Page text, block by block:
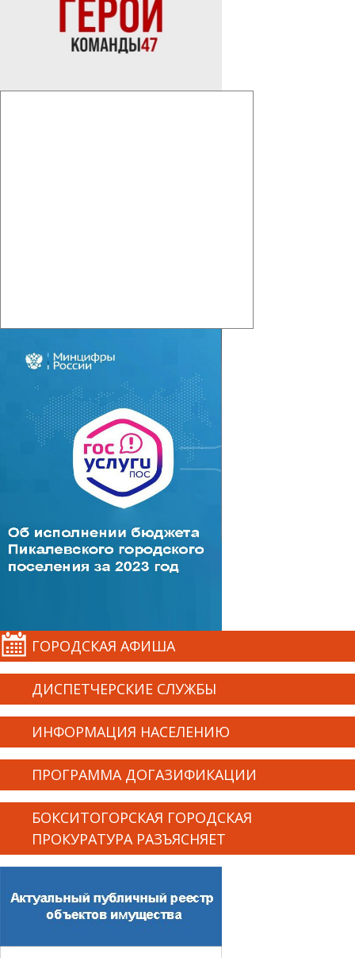
ГОРОДСКАЯ АФИША
ДИСПЕТЧЕРСКИЕ СЛУЖБЫ
ИНФОРМАЦИЯ НАСЕЛЕНИЮ
ПРОГРАММА ДОГАЗИФИКАЦИИ
БОКСИТОГОРСКАЯ ГОРОДСКАЯ
ПРОКУРАТУРА РАЗЪЯСНЯЕТ